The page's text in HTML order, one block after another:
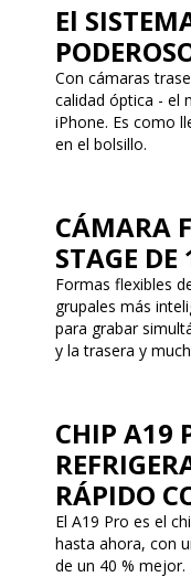
El
Con cámaras
calidad óptica - el
iPhone. Es como
en el bolsillo.
CÁMARA
STAGE
Formas flexibles
grupales más
para grabar
y la trasera y
CHIP A19
RÁPIDO
El A19 Pro es el
hasta ahora, con
de un 40 % mejor.